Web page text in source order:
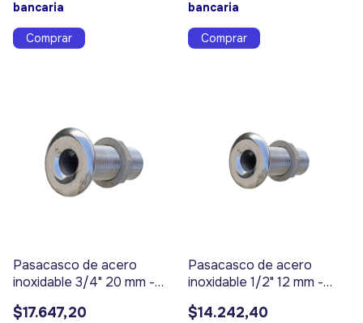
bancaria
bancaria
Pasacasco de acero
inoxidable 3/4" 20 mm -
$17.647,20
Pasacasco de acero
inoxidable 1/2" 12 mm -
$14.242,40